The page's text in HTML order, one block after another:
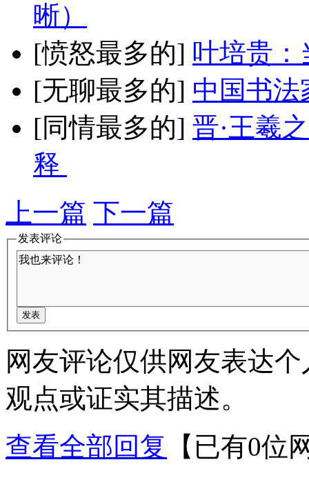
晰）
[愤怒最多的] 叶培贵：
[无聊最多的] 中国书法
[同情最多的] 晋·王羲
释
上一篇 下一篇
发表评论
网友评论仅供网友表达
观点或证实其描述。
查看全部回复
【已有0位